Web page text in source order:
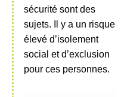
sécurité sont des
sujets. Il y a un risque
élevé d’isolement
social et d’exclusion
pour ces personnes.